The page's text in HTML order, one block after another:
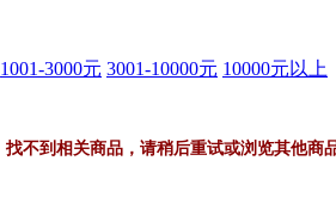
1001-3000元 3001-10000元 10000元以上
找不到相关商品，请稍后重试或浏览其他商